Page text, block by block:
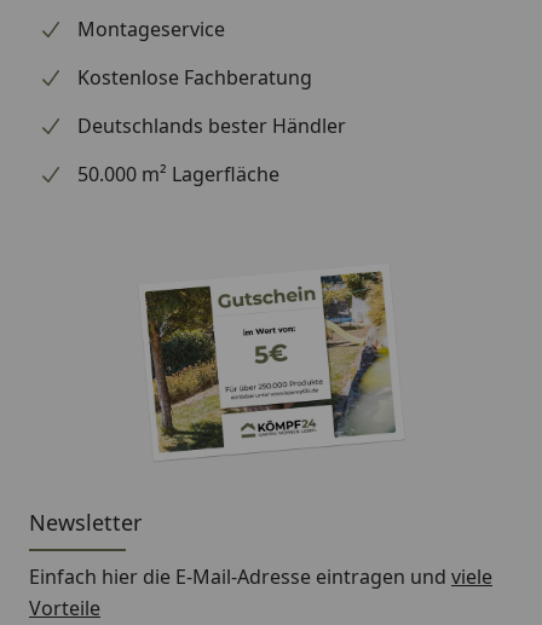
Montageservice
Kostenlose Fachberatung
Deutschlands bester Händler
50.000 m² Lagerfläche
Newsletter
Einfach hier die E-Mail-Adresse eintragen und viele
Vorteile